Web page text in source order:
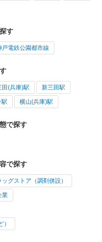
す
戸電鉄公園都市線
田(兵庫)駅 新三田駅
駅 横山(兵庫)駅
で探す
で探す
ッグストア（調剤併設）
業